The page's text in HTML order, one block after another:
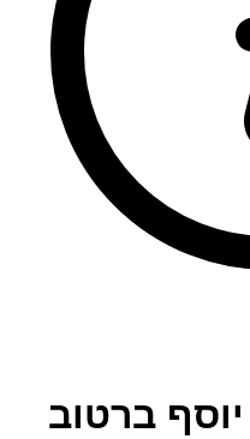
ברטוב